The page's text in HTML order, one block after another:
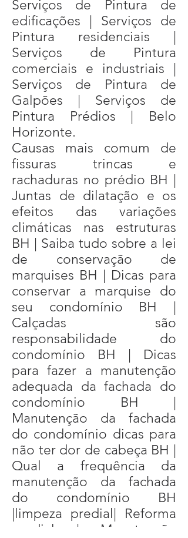
Serviços de Pintura de
edificações | Serviços de
Pintura residenciais |
Serviços de Pintura
comerciais e industriais |
Serviços de Pintura de
Galpões | Serviços de
Pintura Prédios | Belo
Horizonte.
Causas mais comum de
fissuras trincas e
rachaduras no prédio BH |
Juntas de dilatação e os
efeitos das variações
climáticas nas estruturas
BH | Saiba tudo sobre a lei
de conservação de
marquises BH | Dicas para
conservar a marquise do
seu condomínio BH |
Calçadas são
responsabilidade do
condomínio BH | Dicas
para fazer a manutenção
adequada da fachada do
condomínio BH |
Manutenção da fachada
do condomínio dicas para
não ter dor de cabeça BH |
Qual a frequência da
manutenção da fachada
do condomínio BH
|limpeza predial| Reforma
predial | Manutenção